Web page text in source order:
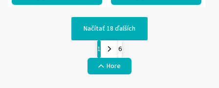
Načítať 18 ďalších
1
6
Hore